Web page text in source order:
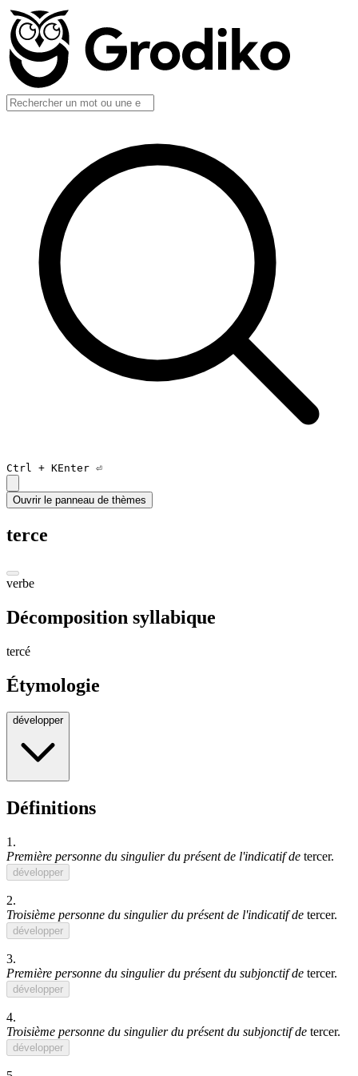
Ctrl + KEnter ⏎
Ouvrir le panneau de thèmes
terce
verbe
Décomposition syllabique
tercé
Étymologie
développer
Définitions
1.
Première personne du singulier du présent de l'indicatif de tercer.
développer
2.
Troisième personne du singulier du présent de l'indicatif de tercer.
développer
3.
Première personne du singulier du présent du subjonctif de tercer.
développer
4.
Troisième personne du singulier du présent du subjonctif de tercer.
développer